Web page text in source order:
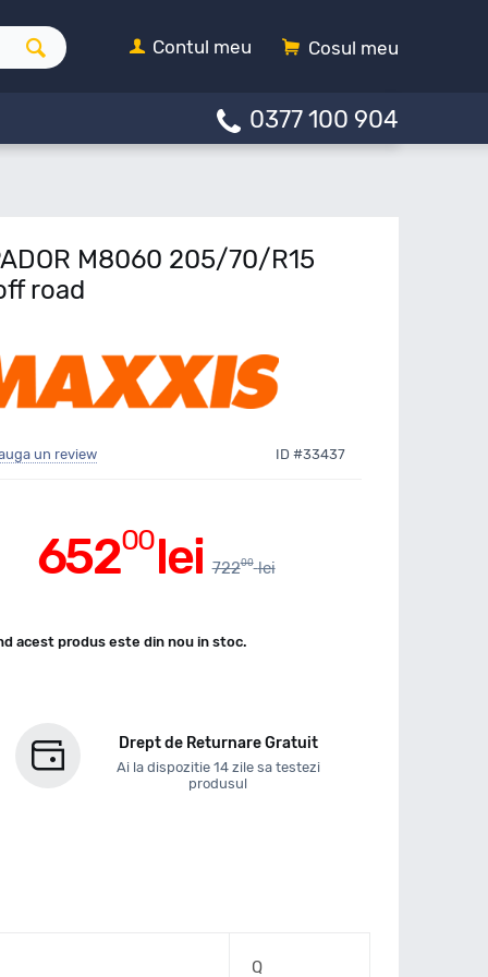
Cosul meu
Contul meu
0377 100 904
M8060 205/70/R15
road
un review ID #33437
65200lei 72200 lei
acest produs este din nou in stoc.
Drept de Returnare Gratuit
Ai la dispozitie 14 zile sa testezi
produsul
Q